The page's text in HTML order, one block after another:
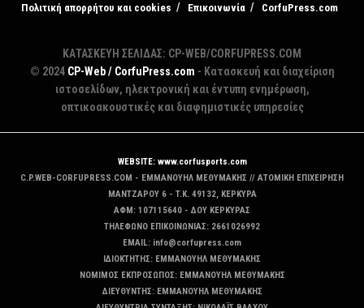
Πολιτική απορρήτου και cookies
Επικοινωνία CorfuPress.com
ΚΑΤΑΣΚΕΥΗ ΣΕΛΙΔΑΣ: CP-WEB/CORFUPRESS.COM
© 2024 CP-Web / CorfuPress.com - Κατασκευή και διαχείριση
ιστοσελίδων, ηλεκτρονική και έντυπη ενημέρωση,
οπτικοακουστικές και διαφημιστικές υπηρεσίες
WEBSITE: www.corfusports.com
C.P.WEB-CORFUPRESS.COM - ΕΜΜΑΝΟΥΗΛ ΜΕΘΥΜΑΚΗΣ // ΑΤΟΜΙΚΗ ΕΠΙΧΕΙΡΗΣΗ
MANTZAΡΟΥ 6 - T.K. 49132, ΚΕΡΚΥΡΑ
ΑΦΜ: 107115640 - ΔΟΥ ΚΕΡΚΥΡΑΣ
ΤΗΛΕΦΩΝΟ ΕΠΙΚΟΙΝΩΝΙΑΣ: 2661026992
EMAIL: info@corfupress.com
ΙΔΙΟΚΤΗΤΗΣ: EMMANOYΗΛ ΜΕΘΥΜΑΚΗΣ
ΝΟΜΙΜΟΣ ΕΚΠΡΟΣΩΠΟΣ: EMMANOYΗΛ ΜΕΘΥΜΑΚΗΣ
ΔΙΕΥΘΥΝΤΗΣ: EMMANOYΗΛ ΜΕΘΥΜΑΚΗΣ